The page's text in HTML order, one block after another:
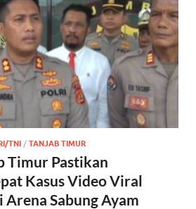
TNI / TANJAB TIMUR
Timur Pastikan
Kasus Video Viral
Sabung Ayam